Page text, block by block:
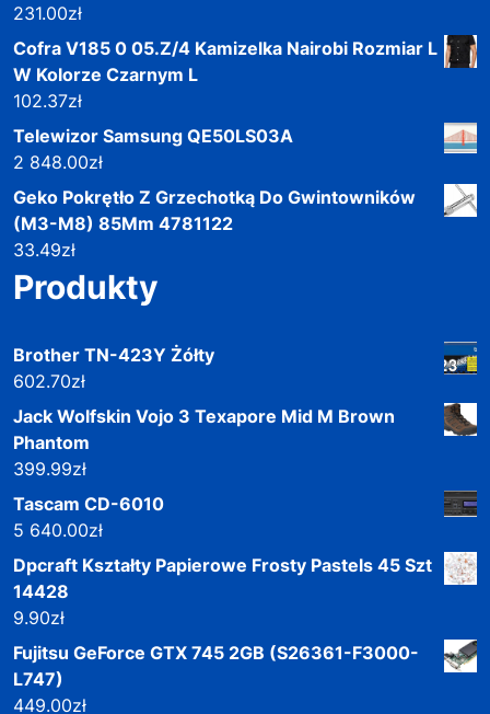
231.00zł
Cofra V185 0 05.Z/4 Kamizelka Nairobi Rozmiar L
W Kolorze Czarnym L
102.37zł
Telewizor Samsung QE50LS03A
2 848.00zł
Geko Pokrętło Z Grzechotką Do Gwintowników
(M3-M8) 85Mm 4781122
33.49zł
Produkty
Brother TN-423Y Żółty
602.70zł
Jack Wolfskin Vojo 3 Texapore Mid M Brown
Phantom
399.99zł
Tascam CD-6010
5 640.00zł
Dpcraft Kształty Papierowe Frosty Pastels 45 Szt
14428
9.90zł
Fujitsu GeForce GTX 745 2GB (S26361-F3000-
L747)
449.00zł